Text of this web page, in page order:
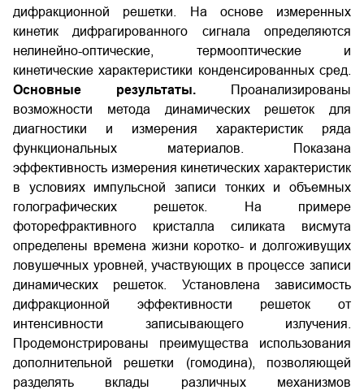
дифракционной решетки. На основе измеренных
кинетик дифрагированного сигнала определяются
нелинейно-оптические, термооптические и
кинетические характеристики конденсированных сред.
Основные результаты. Проанализированы
возможности метода динамических решеток для
диагностики и измерения характеристик ряда
функциональных материалов. Показана
эффективность измерения кинетических характеристик
в условиях импульсной записи тонких и объемных
голографических решеток. На примере
фоторефрактивного кристалла силиката висмута
определены времена жизни коротко- и долгоживущих
ловушечных уровней, участвующих в процессе записи
динамических решеток. Установлена зависимость
дифракционной эффективности решеток от
интенсивности записывающего излучения.
Продемонстрированы преимущества использования
дополнительной решетки (гомодина), позволяющей
разделять вклады различных механизмов